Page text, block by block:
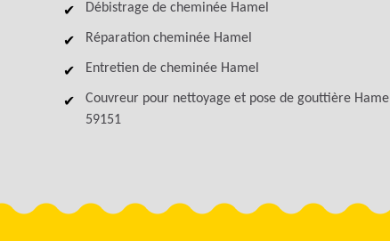
Débistrage de cheminée Hamel
Réparation cheminée Hamel
Entretien de cheminée Hamel
Couvreur pour nettoyage et pose de gouttière Hamel
59151